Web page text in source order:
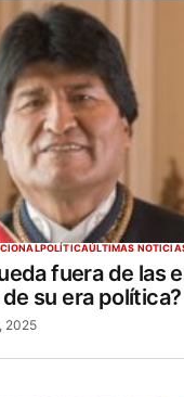
POLÍTICAÚLTIMAS
fuera de las
su era política?
2025